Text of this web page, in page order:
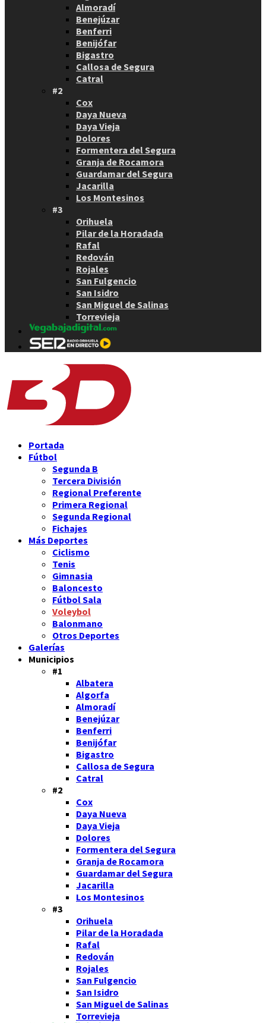
Almoradí
Benejúzar
Benferri
Benijófar
Bigastro
Callosa de Segura
Catral
#2
Cox
Daya Nueva
Daya Vieja
Dolores
Formentera del Segura
Granja de Rocamora
Guardamar del Segura
Jacarilla
Los Montesinos
#3
Orihuela
Pilar de la Horadada
Rafal
Redován
Rojales
San Fulgencio
San Isidro
San Miguel de Salinas
Torrevieja
Portada
Fútbol
Segunda B
Tercera División
Regional Preferente
Primera Regional
Segunda Regional
Fichajes
Más Deportes
Ciclismo
Tenis
Gimnasia
Baloncesto
Fútbol Sala
Voleybol
Balonmano
Otros Deportes
Galerías
Municipios
#1
Albatera
Algorfa
Almoradí
Benejúzar
Benferri
Benijófar
Bigastro
Callosa de Segura
Catral
#2
Cox
Daya Nueva
Daya Vieja
Dolores
Formentera del Segura
Granja de Rocamora
Guardamar del Segura
Jacarilla
Los Montesinos
#3
Orihuela
Pilar de la Horadada
Rafal
Redován
Rojales
San Fulgencio
San Isidro
San Miguel de Salinas
Torrevieja